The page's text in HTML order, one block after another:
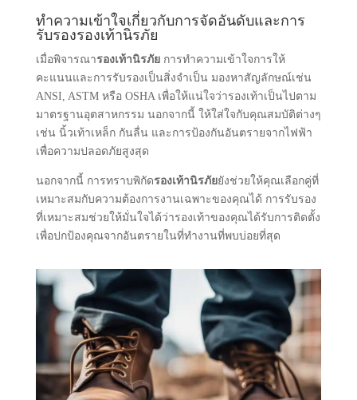
ทําความเข้าใจเกี่ยวกับการจัดอันดับและการ
รับรองรองเท้านิรภัย
เมื่อพิจารณารองเท้านิรภัย การทําความเข้าใจการให้
คะแนนและการรับรองเป็นสิ่งจําเป็น มองหาสัญลักษณ์เช่น
ANSI, ASTM หรือ OSHA เพื่อให้แน่ใจว่ารองเท้าเป็นไปตาม
มาตรฐานอุตสาหกรรม นอกจากนี้ ให้ใส่ใจกับคุณสมบัติต่างๆ
เช่น นิ้วเท้าเหล็ก กันลื่น และการป้องกันอันตรายจากไฟฟ้า
เพื่อความปลอดภัยสูงสุด
นอกจากนี้ การทราบพิกัดรองเท้านิรภัยยังช่วยให้คุณเลือกคู่ที่
เหมาะสมกับความต้องการงานเฉพาะของคุณได้ การรับรอง
ที่เหมาะสมช่วยให้มั่นใจได้ว่ารองเท้าของคุณได้รับการติดตั้ง
เพื่อปกป้องคุณจากอันตรายในที่ทํางานที่พบบ่อยที่สุด